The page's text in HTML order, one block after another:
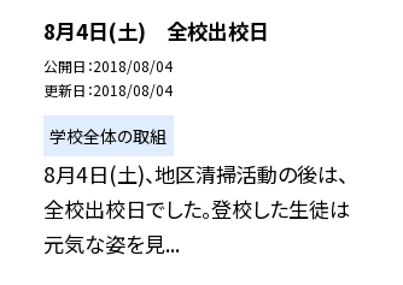
8月4日(土) 全校出校日
公開日 2018/08/04
更新日 2018/08/04
学校全体の取組
8月4日(土)、地区清掃活動の後は、
全校出校日でした。登校した生徒は
元気な姿を見...